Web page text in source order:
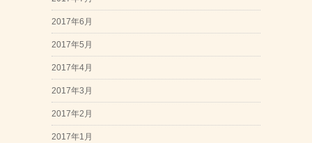
2017年6月
2017年5月
2017年4月
2017年3月
2017年2月
2017年1月